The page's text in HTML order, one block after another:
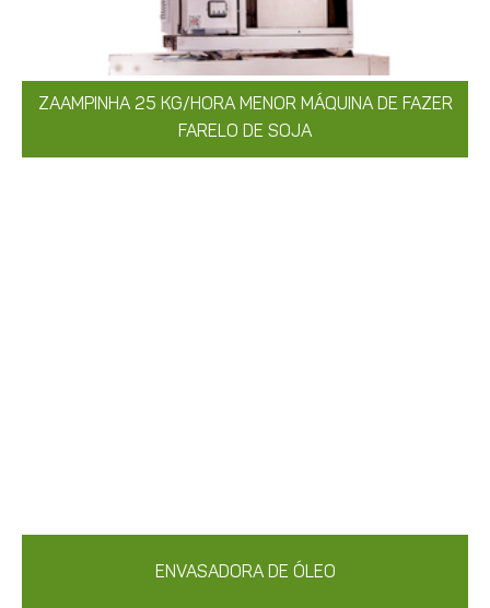
ZAAMPINHA 25 KG/HORA MENOR MÁQUINA DE FAZER
FARELO DE SOJA
ENVASADORA DE ÓLEO